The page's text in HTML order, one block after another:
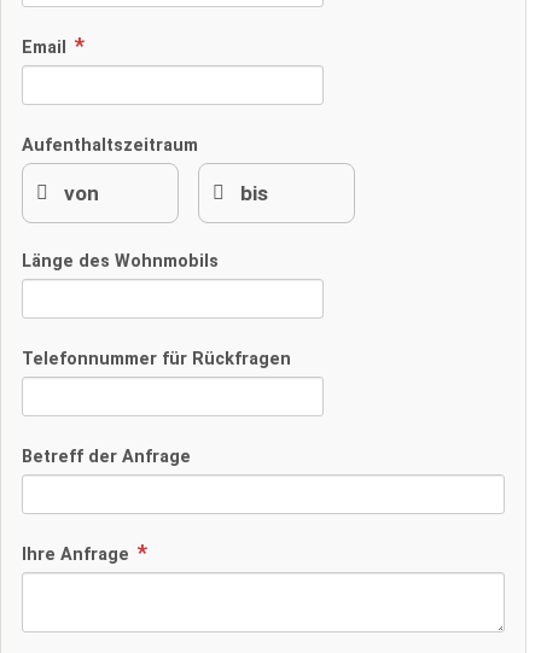
Email
Aufenthaltszeitraum
Länge des Wohnmobils
Telefonnummer für Rückfragen
Betreff der Anfrage
Ihre Anfrage